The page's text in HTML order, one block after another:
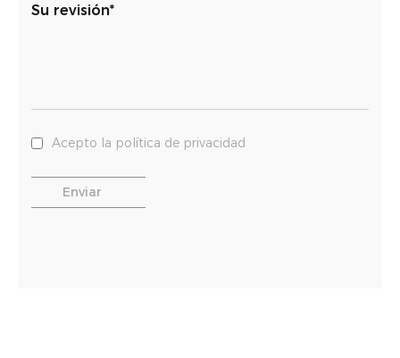
Su revisión*
Acepto la política de privacidad